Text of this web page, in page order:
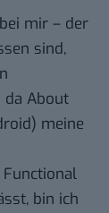
mir – der
sind,
da About
) meine
bin ich